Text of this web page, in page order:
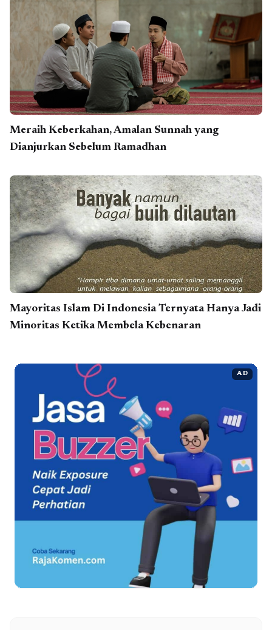
Meraih Keberkahan, Amalan Sunnah yang
Dianjurkan Sebelum Ramadhan
Mayoritas Islam Di Indonesia Ternyata Hanya Jadi
Minoritas Ketika Membela Kebenaran
AD